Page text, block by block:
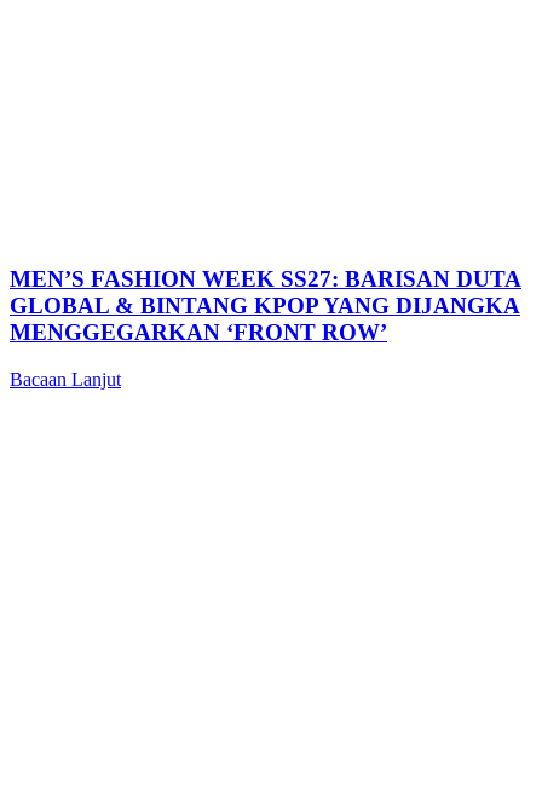
MEN’S FASHION WEEK SS27: BARISAN DUTA
GLOBAL & BINTANG KPOP YANG DIJANGKA
MENGGEGARKAN ‘FRONT ROW’
Bacaan Lanjut